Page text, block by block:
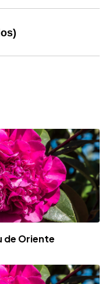
de Oriente